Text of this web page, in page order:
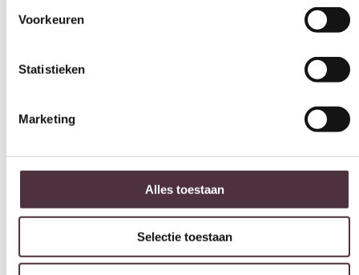
Voorkeuren
Statistieken
Marketing
Alles toestaan
Selectie toestaan